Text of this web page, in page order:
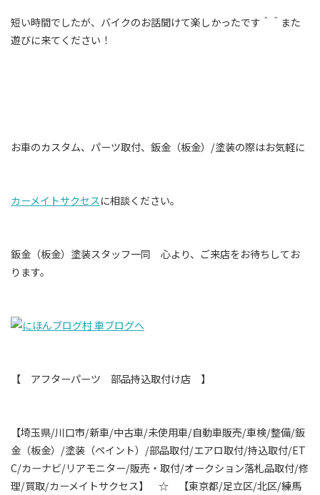
短い時間でしたが、バイクのお話聞けて楽しかったです＾＾また
遊びに来てください！
お車のカスタム、パーツ取付、鈑金（板金） /塗装の際はお気軽に
カーメイトサクセス に相談ください。
鈑金（板金）塗装スタッフ一同 心より、ご来店をお待ちしてお
ります。
【 アフターパーツ 部品持込取付け店 】
【埼玉県/川口市/新車/中古車/未使用車/自動車販売/車検/整備/鈑
金（板金） /塗装（ペイント） /部品取付/エアロ取付/持込取付/ET
C/カーナビ/リアモニター/販売・取付/オークション落札品取付/修
理/買取/カーメイトサクセス】 ☆ 【東京都/足立区/北区/練馬